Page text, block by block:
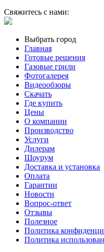
Свяжитесь с нами:
Выбрать город
Главная
Готовые решения
Газовые грили
Фотогалерея
Видеообзоры
Скачать
Где купить
Цены
О компании
Производство
Услуги
Дилерам
Шоурум
Доставка и установка
Оплата
Гарантии
Новости
Вопрос-ответ
Отзывы
Полезное
Политика
Политика